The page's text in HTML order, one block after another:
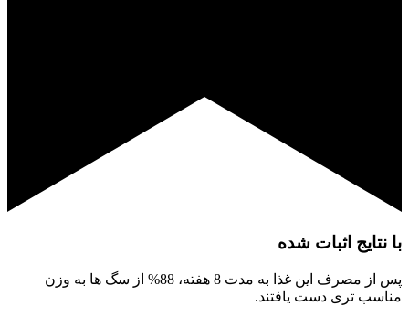
با نتایج اثبات شده
پس از مصرف این غذا به مدت 8 هفته، 88% از سگ ها به وزن
مناسب تری دست یافتند.